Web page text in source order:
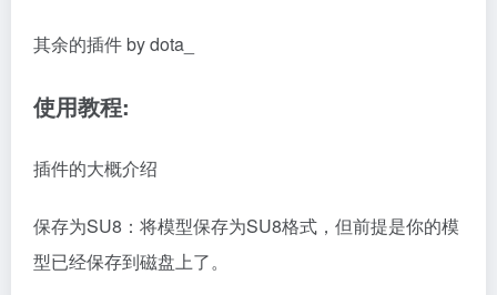
其余的插件 by dota_
使用教程:
插件的大概介绍
保存为SU8：将模型保存为SU8格式，但前提是你的模
型已经保存到磁盘上了。